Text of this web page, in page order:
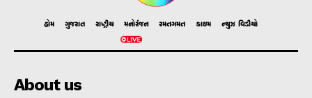
હોમ ગુજરાત રાષ્ટ્રીય મનોરંજન રમતગમત ક્રાઇમ ન્યુઝ વિડીયો
About us